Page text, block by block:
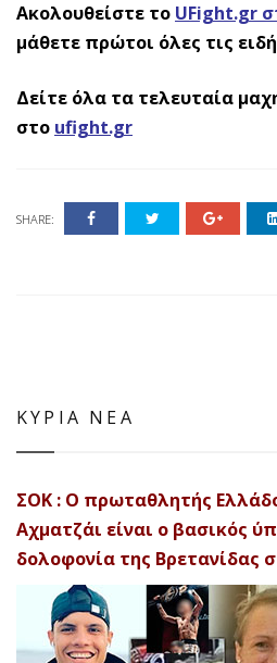
Ακολουθείστε το UFight.gr
μάθετε πρώτοι όλες τις
Δείτε όλα τα τελευταία
στο ufight.gr
SHARE:
ΚΥΡΙΑ ΝΕΑ
ΣΟΚ : Ο πρωταθλητής
Αχματζάι είναι ο βασικός
δολοφονία της Βρετανίδας